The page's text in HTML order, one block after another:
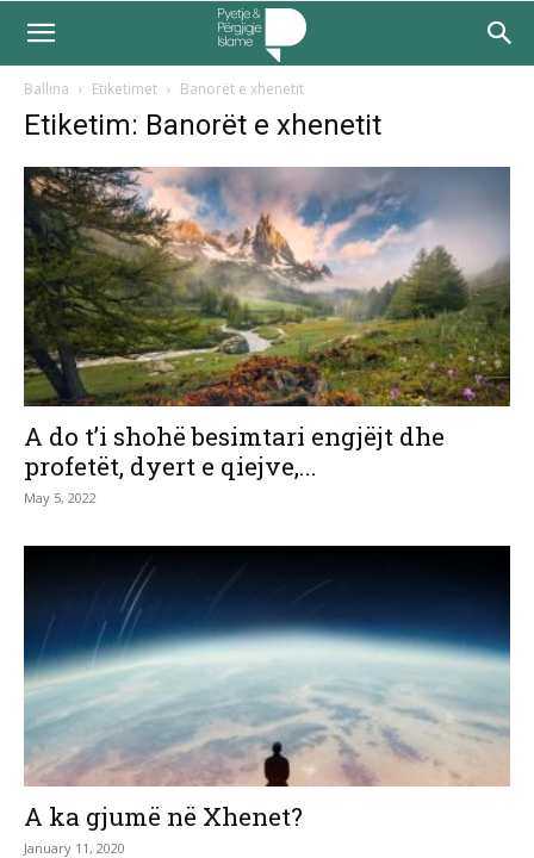
Ballina Etiketimet Banorët e xhenetit
Etiketim: Banorët e xhenetit
A do t’i shohë besimtari engjëjt dhe
profetët, dyert e qiejve,...
May 5, 2022
A ka gjumë në Xhenet?
January 11, 2020